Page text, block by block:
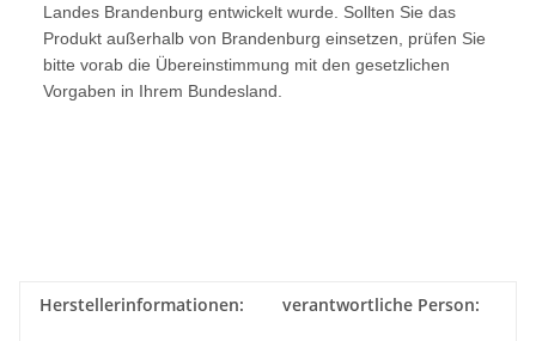
Landes Brandenburg entwickelt wurde. Sollten Sie das
Produkt außerhalb von Brandenburg einsetzen, prüfen Sie
bitte vorab die Übereinstimmung mit den gesetzlichen
Vorgaben in Ihrem Bundesland.
Herstellerinformationen: verantwortliche Person: